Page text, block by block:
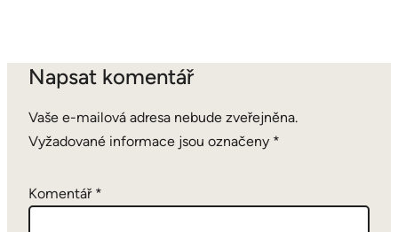
Napsat komentář
Vaše e-mailová adresa nebude zveřejněna.
Vyžadované informace jsou označeny *
Komentář *